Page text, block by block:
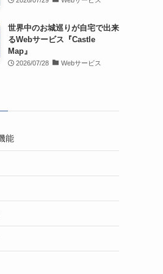
世界中のお城巡りが自宅で出来
るWebサービス『Castle
Map』
2026/07/28 Webサービス
能